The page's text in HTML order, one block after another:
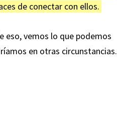
de conectar con ellos.
eso, vemos lo que podemos
en otras circunstancias.